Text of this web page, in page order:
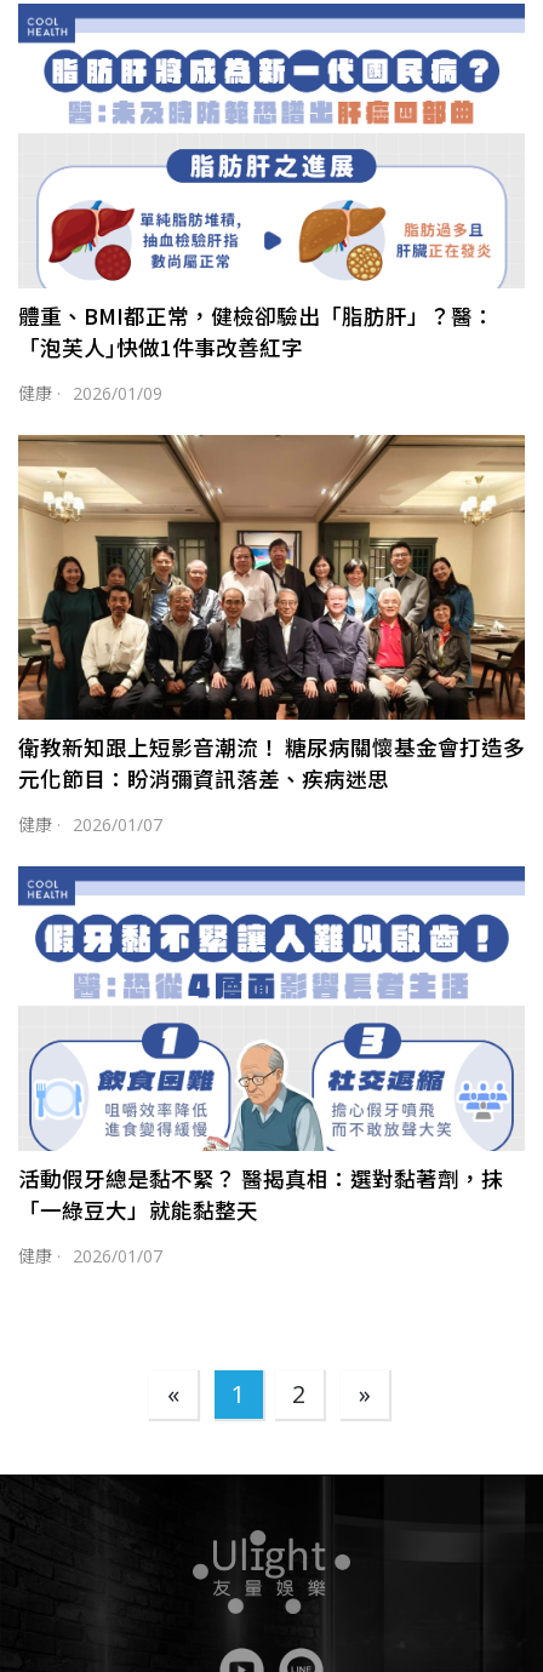
體重、BMI都正常，健檢卻驗出「脂肪肝」？醫：
「泡芙人｣快做1件事改善紅字
健康 · 2026/01/09
衛教新知跟上短影音潮流！ 糖尿病關懷基金會打造多
元化節目：盼消彌資訊落差、疾病迷思
健康 · 2026/01/07
活動假牙總是黏不緊？ 醫揭真相：選對黏著劑，抹
「一綠豆大」就能黏整天
健康 · 2026/01/07
« 1 2 »